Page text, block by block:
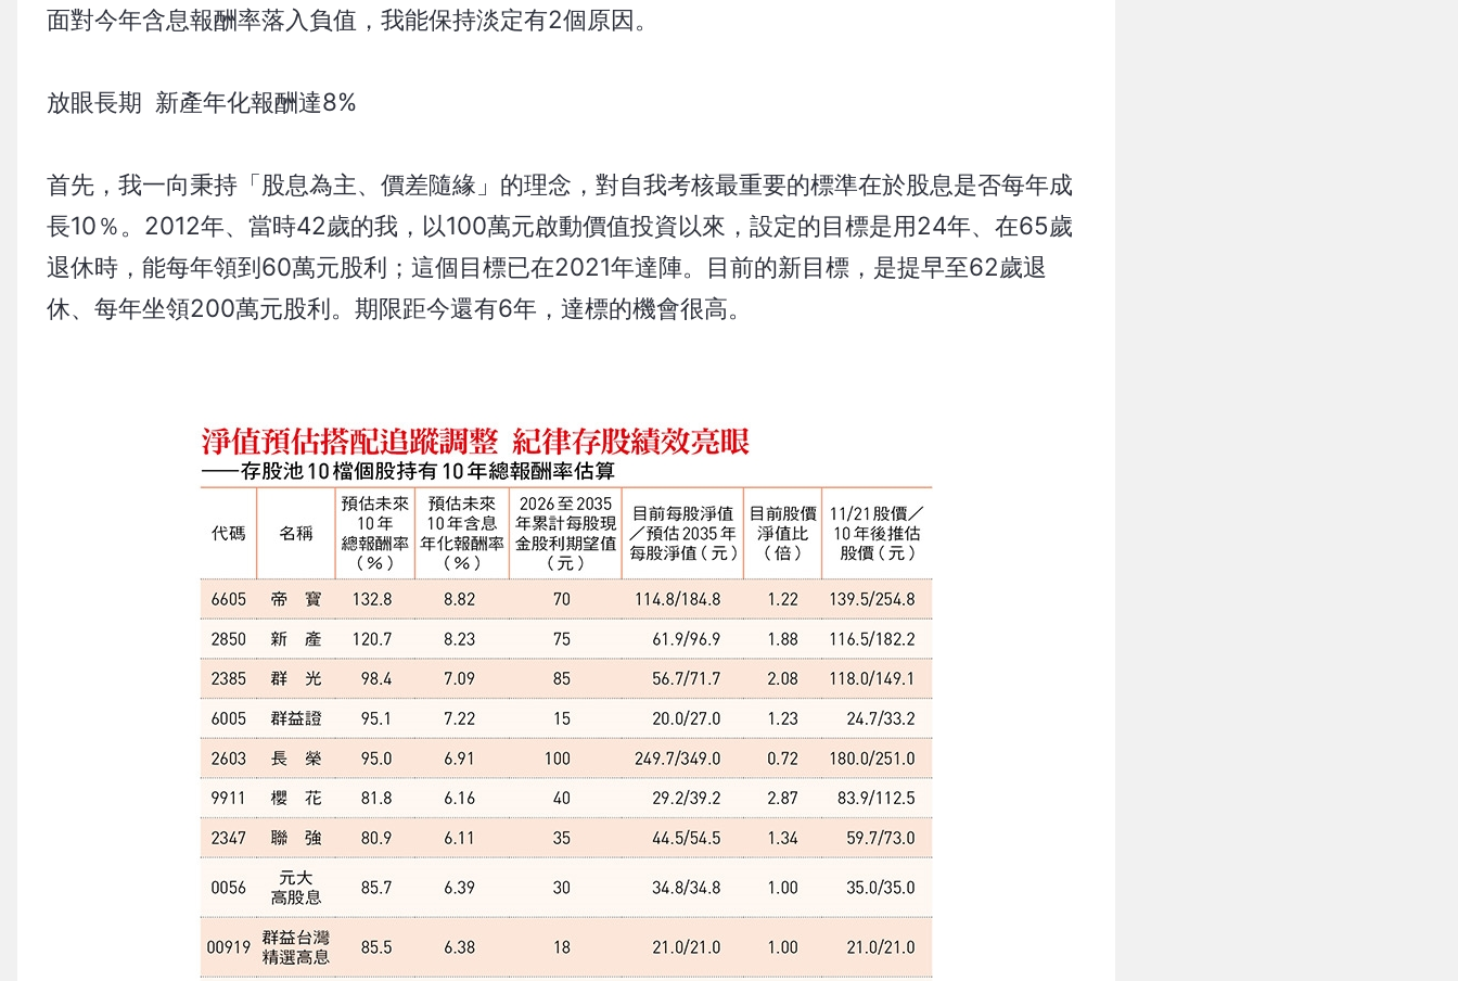
面對今年含息報酬率落入負值，我能保持淡定有2個原因。
放眼長期 新產年化報酬達8%
首先，我一向秉持「股息為主、價差隨緣」的理念，對自我考核最重要的標準在於股息是否每年成
長10％。2012年、當時42歲的我，以100萬元啟動價值投資以來，設定的目標是用24年、在65歲
退休時，能每年領到60萬元股利；這個目標已在2021年達陣。目前的新目標，是提早至62歲退
休、每年坐領200萬元股利。期限距今還有6年，達標的機會很高。